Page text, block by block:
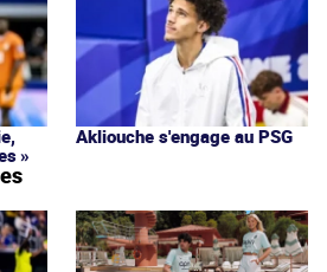
»
Akliouche s'engage au PSG